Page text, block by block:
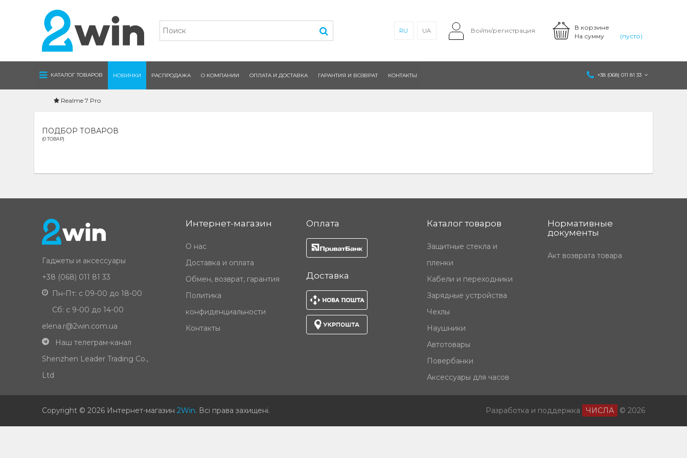
В корзине
На сумму
(пусто)
RU UA Войти/регистрация
КАТАЛОГ ТОВАРОВ НОВИНКИ РАСПРОДАЖА О КОМПАНИИ ОПЛАТА И ДОСТАВКА ГАРАНТИЯ И ВОЗВРАТ КОНТАКТЫ +38 (068) 011 81 33
Realme 7 Pro
ПОДБОР ТОВАРОВ
(0 ТОВАР)
Гаджеты и аксессуары
+38 (068) 011 81 33
Пн-Пт: с 09-00 до 18-00
Сб: с 9-00 до 14-00
elena.r@2win.com.ua
Наш телеграм-канал
Shenzhen Leader Trading Co.,
Ltd
Интернет-магазин
О нас
Доставка и оплата
Обмен, возврат, гарантия
Политика
конфиденциальности
Контакты
Оплата
Доставка
Каталог товаров
Защитные стекла и
пленки
Кабели и переходники
Зарядные устройства
Чехлы
Наушники
Автотовары
Повербанки
Аксессуары для часов
Нормативные
документы
Акт возврата товара
Copyright © 2026 Интернет-магазин2Win. Всі права захищені. Разработка и поддержка ЧИСЛА © 2026